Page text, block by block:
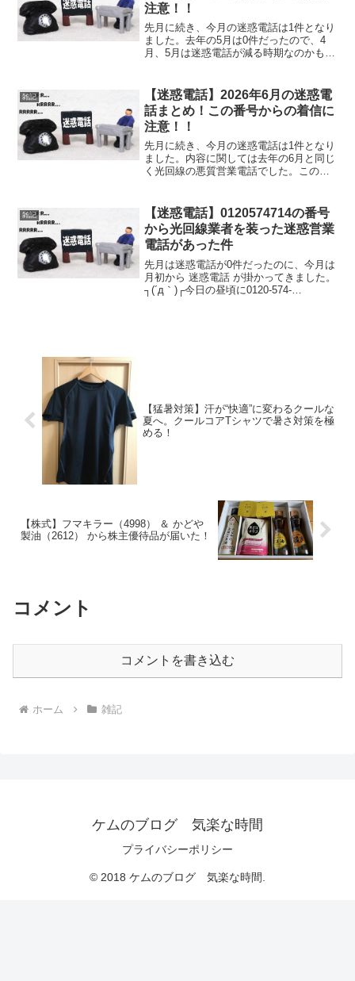
注意！！
先月に続き、今月の迷惑電話は1件となり
ました。去年の5月は0件だったので、4
月、5月は迷惑電話が減る時期なのかもで
た！この番号からの着信には注意しまし
ょう！2...
雑記
【迷惑電話】2026年6月の迷惑電
話まとめ！この番号からの着信に
注意！！
先月に続き、今月の迷惑電話は1件となり
ました。内容に関しては去年の6月と同じ
く光回線の悪質営業電話でした。この時
った迷惑電話をまとめてみました！この
番号から...
雑記
【迷惑電話】0120574714の番号
から光回線業者を装った迷惑営業
電話があった件
先月は迷惑電話が0件だったのに、今月は
月初から 迷惑電話 が掛かってきました。
┐(´д｀)┌今日の昼頃に0120-574-
【猛暑対策】汗が“快適”に変わるクールな
夏へ。クールコアTシャツで暑さ対策を極
める！
【株式】フマキラー（4998） ＆ かどや
製油（2612） から株主優待品が届いた！
コメント
コメントを書き込む
ホーム 雑記
ケムのブログ 気楽な時間
プライバシーポリシー
© 2018 ケムのブログ 気楽な時間.